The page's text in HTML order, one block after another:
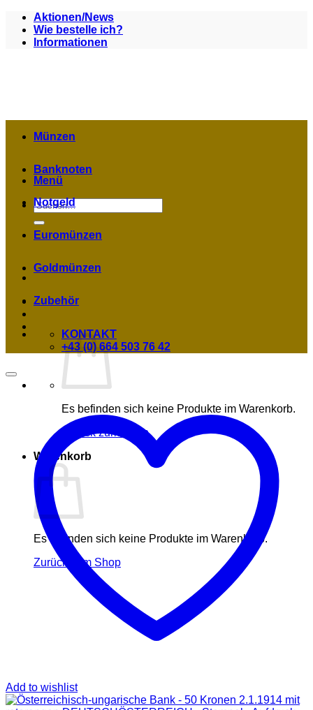
Zum
Inhalt
springen
Aktionen/News
Wie bestelle ich?
Informationen
Menü
Suchen
nach:
Es befinden sich keine Produkte im Warenkorb.
Zurück zum Shop
Warenkorb
Es befinden sich keine Produkte im Warenkorb.
Zurück zum Shop
Münzen
Banknoten
Notgeld
Euromünzen
Goldmünzen
Zubehör
KONTAKT
+43 (0) 664 503 76 42
Add to wishlist